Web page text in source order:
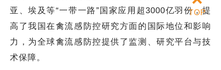
亚、埃及等“一带一路”国家应用超3000亿羽份，提
高了我国在禽流感防控研究方面的国际地位和影响
力，为全球禽流感防控提供了监测、研究平台与技
术保障。
TOP